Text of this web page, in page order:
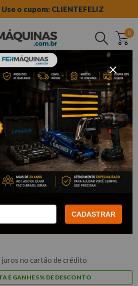
o cupom: CLIENTEFELIZ
0
Buscar
pneumáticas parafusadeiras
Reta com
803 PDR
juros no cartão de crédito
E GANHE 5% DE DESCONTO
CADASTRAR